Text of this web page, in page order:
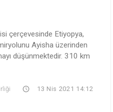
çerçevesinde Etiyopya,
Ayisha üzerinden
düşünmektedir. 310 km
13 Nis 2021 14:12